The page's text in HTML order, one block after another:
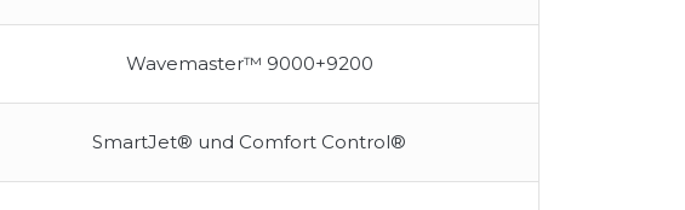
Wavemaster™ 9000+9200
SmartJet® und Comfort Control®